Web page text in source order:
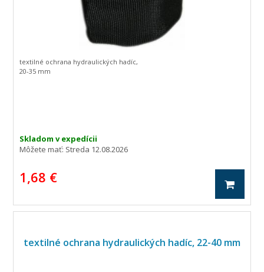
Skladom v expedícii
Môžete mať: Streda 12.08.2026
1,68 €
textilné ochrana hydraulických hadíc,
20-35 mm
textilné ochrana hydraulických hadíc, 22-40 mm